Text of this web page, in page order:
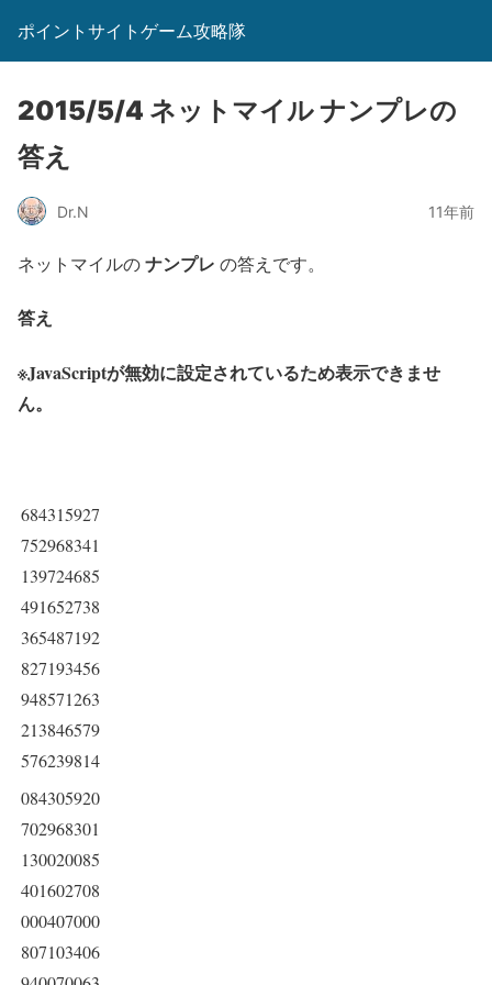
ポイントサイトゲーム攻略隊
2015/5/4 ネットマイル ナンプレの
答え
Dr.N 11年前
ネットマイルのナンプレ の答えです。
答え
※JavaScriptが無効に設定されているため表示できませ
ん。
684315927
752968341
139724685
491652738
365487192
827193456
948571263
213846579
576239814
084305920
702968301
130020085
401602708
000407000
807103406